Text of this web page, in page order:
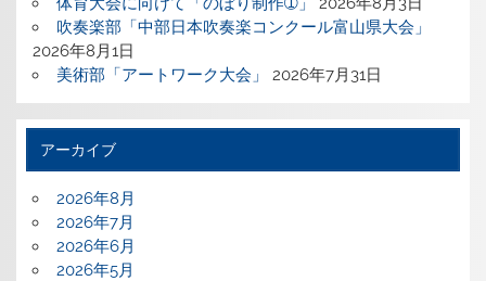
吹奏楽部「中部日本吹奏楽コンクール富山県大会」
2026年8月1日
美術部「アートワーク大会」
2026年7月31日
アーカイブ
2026年8月
2026年7月
2026年6月
2026年5月